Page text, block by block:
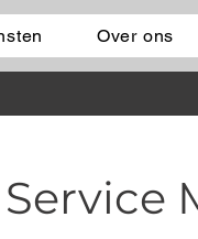
Over ons